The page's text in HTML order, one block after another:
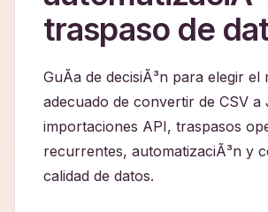
traspaso de
GuÃ­a de decisiÃ³n para elegir el
adecuado de convertir de CSV a
importaciones API, traspasos
recurrentes, automatizaciÃ³n y
calidad de datos.